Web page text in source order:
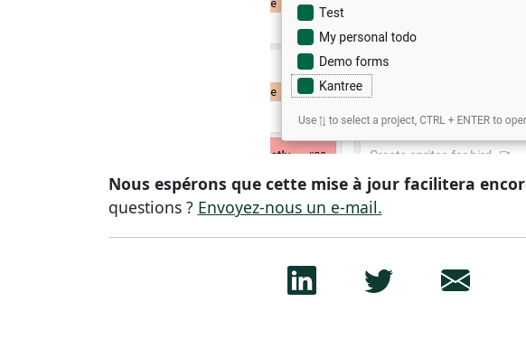
Nous espérons que cette mise à jour facilitera
questions ? Envoyez-nous un e-mail.